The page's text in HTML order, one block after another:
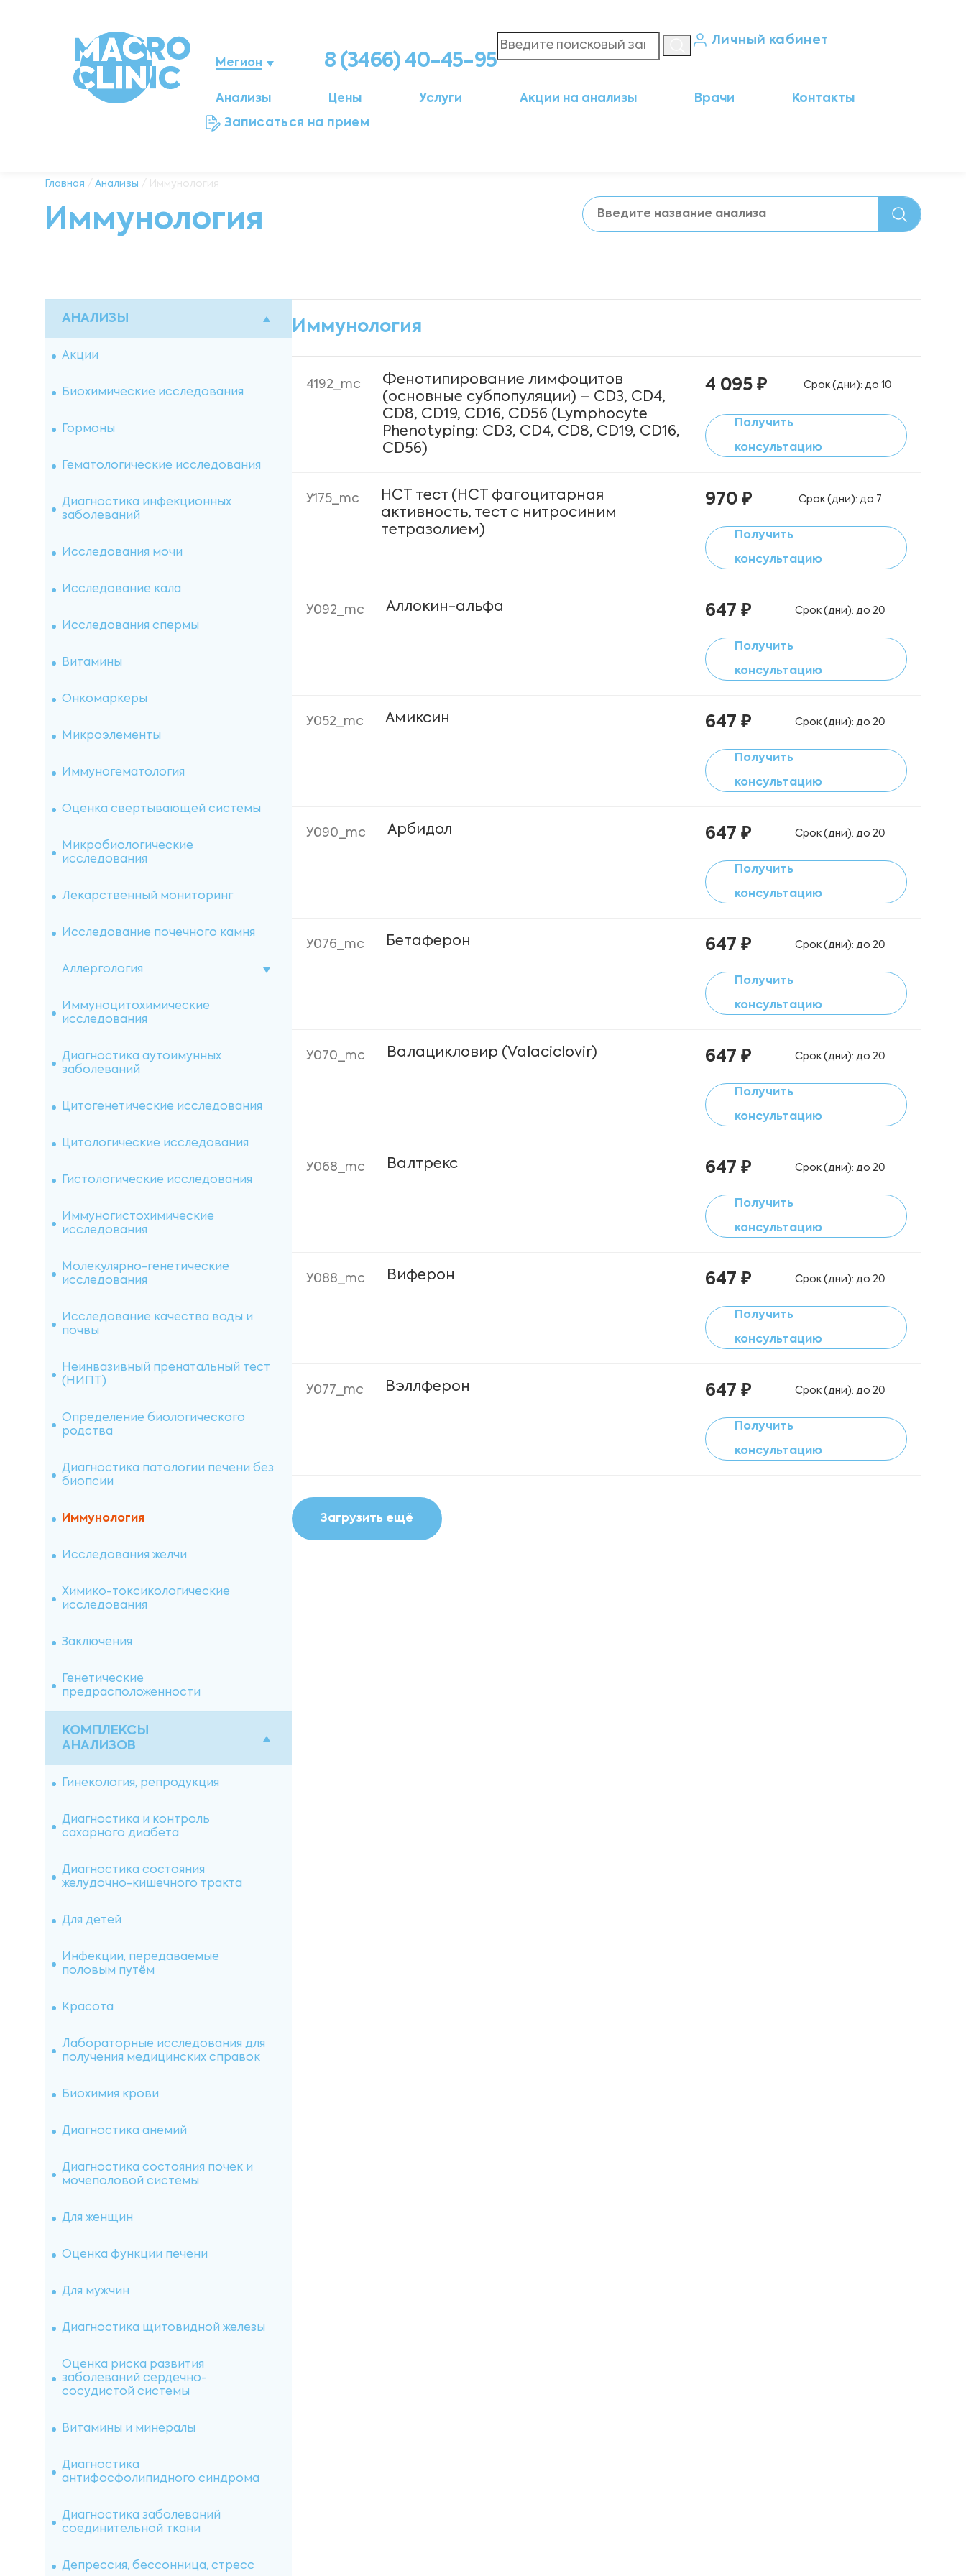
Мегион
Нижневартовск
Ханты-Мансийск
8 (3466) 40-45-95
Личный кабинет
Анализы Цены Услуги Акции на анализы Врачи
Контакты
Записаться на прием
Главная / Анализы / Иммунология
Иммунология
АНАЛИЗЫ
Акции
Биохимические исследования
Гормоны
Гематологические исследования
Диагностика инфекционных
заболеваний
Исследования мочи
Исследование кала
Исследования спермы
Витамины
Онкомаркеры
Микроэлементы
Иммуногематология
Оценка свертывающей системы
Микробиологические
исследования
Лекарственный мониторинг
Исследование почечного камня
Аллергология
Витамины (IgE специфические)
IMMULITE
противовоспалительные
Местные анестетики (IgE
Пищевые панели IgE
Аллергология (ImmunoCAP)
противопротозойные препараты
(IgE специфические)
Лекарственные аллергены IgE
Иммуноцитохимические
исследования
Диагностика аутоимунных
заболеваний
Цитогенетические исследования
Цитологические исследования
Гистологические исследования
Иммуногистохимические
исследования
Молекулярно-генетические
исследования
Исследование качества воды и
почвы
Неинвазивный пренатальный тест
(НИПТ)
Определение биологического
родства
Диагностика патологии печени без
биопсии
Иммунология
Исследования желчи
Химико-токсикологические
исследования
Заключения
Генетические
предрасположенности
КОМПЛЕКСЫ
АНАЛИЗОВ
Гинекология, репродукция
Диагностика и контроль
сахарного диабета
Диагностика состояния
желудочно-кишечного тракта
Для детей
Инфекции, передаваемые
половым путём
Красота
Лабораторные исследования для
получения медицинских справок
Биохимия крови
Диагностика анемий
Диагностика состояния почек и
мочеполовой системы
Для женщин
Оценка функции печени
Для мужчин
Диагностика щитовидной железы
Оценка риска развития
заболеваний сердечно-
сосудистой системы
Витамины и минералы
Диагностика
антифосфолипидного синдрома
Диагностика заболеваний
соединительной ткани
Депрессия, бессонница, стресс
Иммунология
4192_mc
Фенотипирование лимфоцитов
(основные субпопуляции) – CD3, CD4,
CD8, CD19, CD16, CD56 (Lymphocyte
Phenotyping: CD3, CD4, CD8, CD19, CD16,
CD56)
4 095 ₽ Срок (дни): до 10
Получить
консультацию
У175_mc
HCT тест (НСТ фагоцитарная
активность, тест с нитросиним
тетразолием)
970 ₽ Срок (дни): до 7
Получить
консультацию
У092_mc Аллокин-альфа 647 ₽ Срок (дни): до 20
Получить
консультацию
У052_mc Амиксин 647 ₽ Срок (дни): до 20
Получить
консультацию
У090_mc Арбидол 647 ₽ Срок (дни): до 20
Получить
консультацию
У076_mc Бетаферон 647 ₽ Срок (дни): до 20
Получить
консультацию
У070_mc Валацикловир (Valaciclovir) 647 ₽ Срок (дни): до 20
Получить
консультацию
У068_mc Валтрекс 647 ₽ Срок (дни): до 20
Получить
консультацию
У088_mc Виферон 647 ₽ Срок (дни): до 20
Получить
консультацию
У077_mc Вэллферон 647 ₽ Срок (дни): до 20
Получить
консультацию
Загрузить ещё